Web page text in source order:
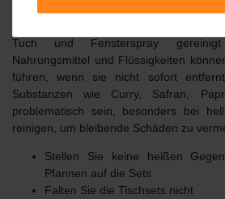
Tuch und Fensterspray gereinigt
Nahrungsmittel und Flüssigkeiten
führen, wenn sie nicht sofort entfernt
Substanzen wie Curry, Safran,
problematisch sein, besonders bei
reinigen, um bleibende Schäden zu
Stellen Sie keine heißen
Pfannen auf die Sets
Falten Sie die Tischsets nicht